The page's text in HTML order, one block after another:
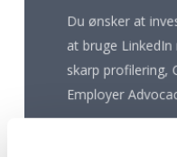
Du ønsker at
at bruge
skarp profilering,
Employer